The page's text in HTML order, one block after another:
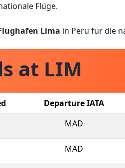
Flüge.
Lima in Peru für die
at LIM
Departure IATA
MAD
MAD